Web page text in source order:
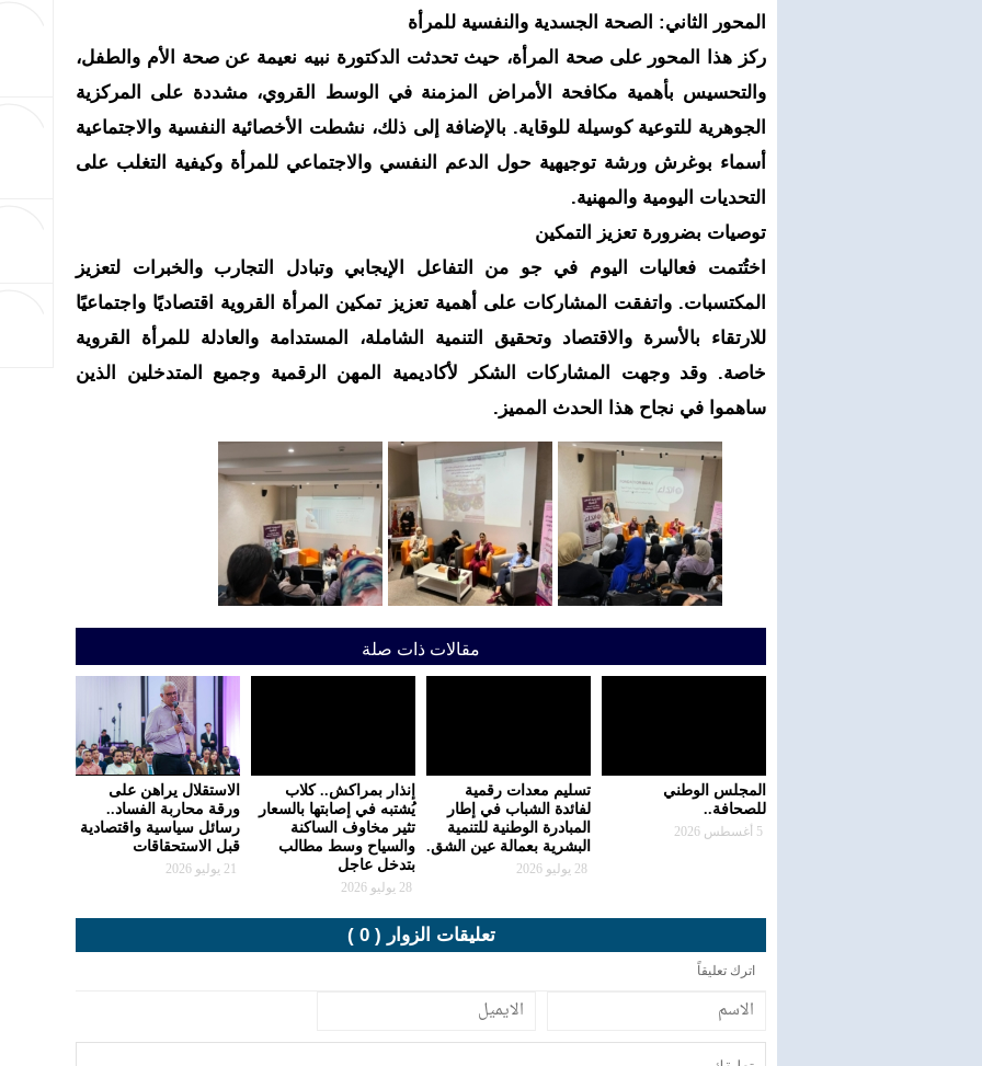
المحور الثاني: الصحة الجسدية والنفسية للمرأة
ركز هذا المحور على صحة المرأة، حيث تحدثت الدكتورة نبيه نعيمة عن صحة الأم والطفل،
والتحسيس بأهمية مكافحة الأمراض المزمنة في الوسط القروي، مشددة على المركزية
الجوهرية للتوعية كوسيلة للوقاية. بالإضافة إلى ذلك، نشطت الأخصائية النفسية والاجتماعية
أسماء بوغرش ورشة توجيهية حول الدعم النفسي والاجتماعي للمرأة وكيفية التغلب على
التحديات اليومية والمهنية.
توصيات بضرورة تعزيز التمكين
اختُتمت فعاليات اليوم في جو من التفاعل الإيجابي وتبادل التجارب والخبرات لتعزيز
المكتسبات. واتفقت المشاركات على أهمية تعزيز تمكين المرأة القروية اقتصاديًا واجتماعيًا
للارتقاء بالأسرة والاقتصاد وتحقيق التنمية الشاملة، المستدامة والعادلة للمرأة القروية
خاصة. وقد وجهت المشاركات الشكر لأكاديمية المهن الرقمية وجميع المتدخلين الذين
ساهموا في نجاح هذا الحدث المميز.
مقالات ذات صلة
المجلس الوطني
للصحافة..
تسليم معدات رقمية
لفائدة الشباب في إطار
المبادرة الوطنية للتنمية
البشرية بعمالة عين الشق.
إنذار بمراكش.. كلاب
يُشتبه في إصابتها بالسعار
تثير مخاوف الساكنة
والسياح وسط مطالب
بتدخل عاجل
الاستقلال يراهن على
ورقة محاربة الفساد..
رسائل سياسية واقتصادية
قبل الاستحقاقات
تعليقات الزوار ( 0 )
اترك تعليقاً